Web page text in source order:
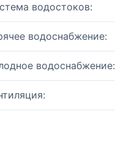
водостоков:
водоснабжение:
водоснабжение: